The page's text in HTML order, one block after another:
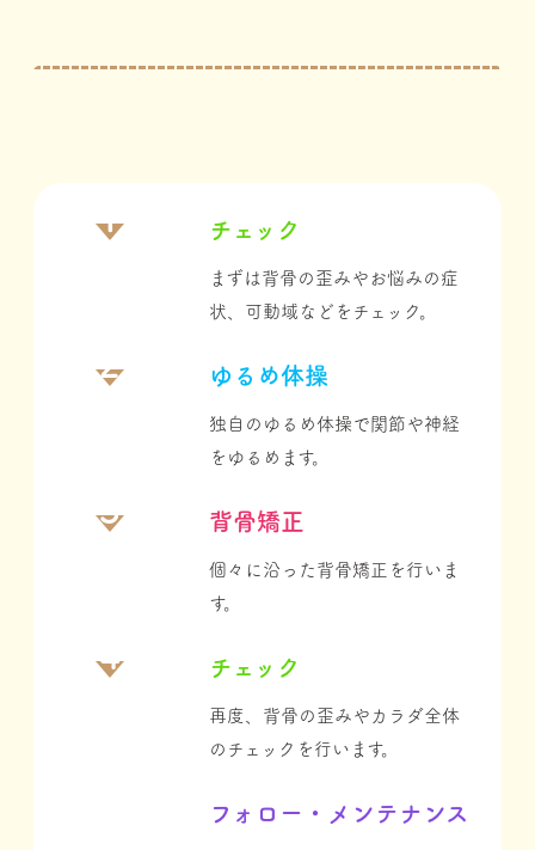
1 チェック
まずは背⾻の歪みやお悩みの症
状、可動域などをチェック。
2 ゆるめ体操
独⾃のゆるめ体操で関節や神経
をゆるめます。
3 背⾻矯正
個々に沿った背⾻矯正を⾏いま
す。
4 チェック
再度、背⾻の歪みやカラダ全体
のチェックを⾏います。
フォロー・メンテナンス